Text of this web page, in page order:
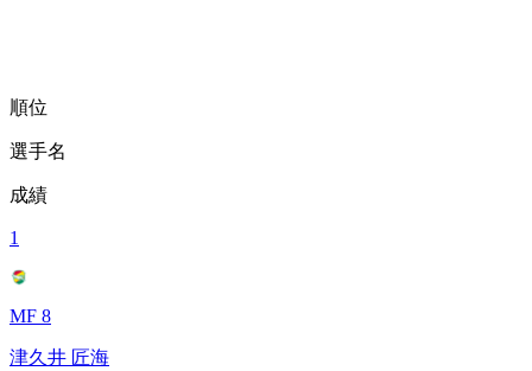
順位
選手名
成績
1
MF 8
津久井 匠海